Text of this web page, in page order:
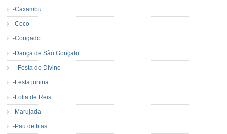
-Caxambu
-Coco
-Congado
-Dança de São Gonçalo
– Festa do Divino
-Festa junina
-Folia de Reis
-Marujada
-Pau de fitas